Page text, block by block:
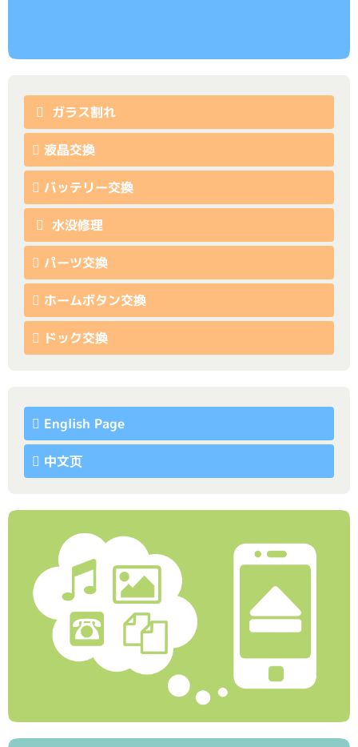
ガラス割れ
液晶交換
バッテリー交換
水没修理
パーツ交換
ホームボタン交換
ドック交換
English Page
中文页